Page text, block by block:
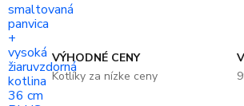
VÝHODNÉ CENY
Kotlíky za nízke ceny